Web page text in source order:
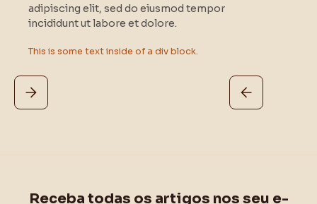
adipiscing elit, sed do eiusmod tempor
incididunt ut labore et dolore.
This is some text inside of a div block.
Receba todas os artigos nos seu e-